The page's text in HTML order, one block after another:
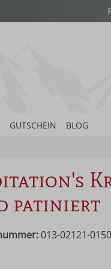
GUTSCHEIN BLOG
patiniert
013-02121-